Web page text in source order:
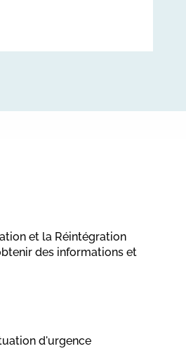
et la Réintégration
des informations et
d'urgence